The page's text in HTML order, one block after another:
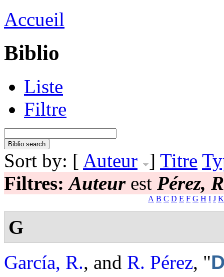
Accueil
Biblio
Liste
Filtre
Sort by: [ Auteur ] Titre
Filtres: Auteurest Pérez,
A B C D E F G H I J K
G
García, R., and R. Pérez, "